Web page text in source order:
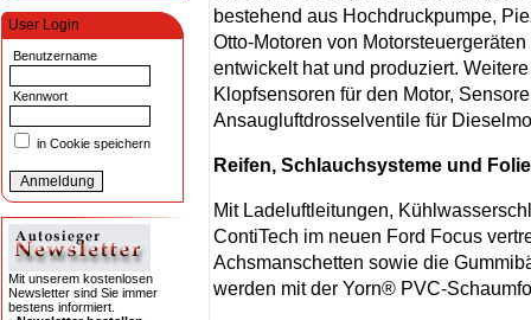
User Login
Benutzername
Kennwort
in Cookie speichern
Mit unserem kostenlosen
Newsletter sind Sie immer
bestens informiert.
bestehend aus Hochdruckpumpe,
Otto-Motoren von
entwickelt hat und produziert.
Klopfsensoren für den Motor,
Ansaugluftdrosselventile für
Reifen, Schlauchsysteme und
Mit Ladeluftleitungen,
ContiTech im neuen Ford Focus
Achsmanschetten sowie die
werden mit der Yorn® PVC-